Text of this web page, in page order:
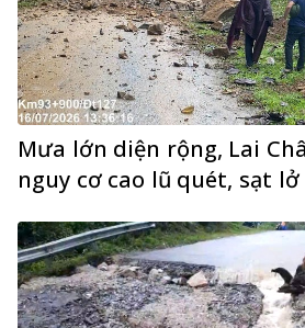
Mưa lớn diện rộng, Lai
nguy cơ cao lũ quét, sạt lở